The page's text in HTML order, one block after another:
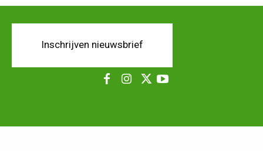
Inschrijven nieuwsbrief